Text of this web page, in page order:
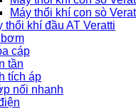
Máy thổi khí con sò
thổi khí đầu AT Veratti
cáp
tần
tích áp
nối nhanh